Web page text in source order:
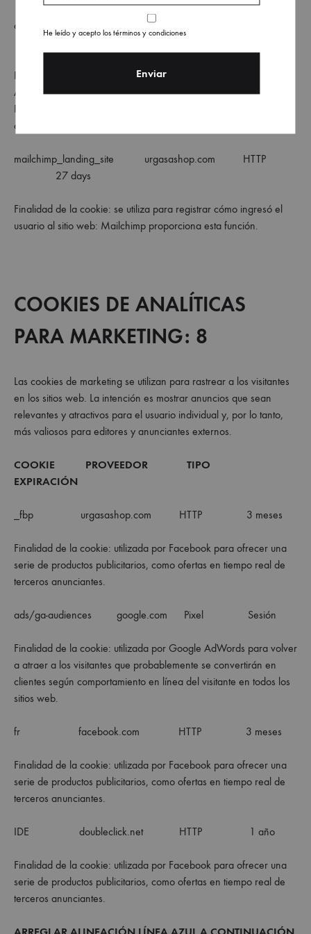
collect google-analytics.com Pixel
Finalidad de la cookie: se utiliza para enviar datos a Google
Analytics sobre el dispositivo y el comportamiento del visitante.
Rastrea al visitante a través de dispositivos y canales de
comercialización.
mailchimp_landing_site urgasashop.com HTTP
27 days
Finalidad de la cookie: se utiliza para registrar cómo ingresó el
usuario al sitio web: Mailchimp proporciona esta función.
COOKIES DE ANALÍTICAS
PARA MARKETING: 8
Las cookies de marketing se utilizan para rastrear a los visitantes
en los sitios web. La intención es mostrar anuncios que sean
relevantes y atractivos para el usuario individual y, por lo tanto,
más valiosos para editores y anunciantes externos.
COOKIE PROVEEDOR TIPO
EXPIRACIÓN
_fbp urgasashop.com HTTP 3 meses
Finalidad de la cookie: utilizada por Facebook para ofrecer una
serie de productos publicitarios, como ofertas en tiempo real de
terceros anunciantes.
ads/ga-audiences google.com Pixel Sesión
Finalidad de la cookie: utilizada por Google AdWords para volver
a atraer a los visitantes que probablemente se convertirán en
clientes según comportamiento en línea del visitante en todos los
sitios web.
fr facebook.com HTTP 3 meses
Finalidad de la cookie: utilizada por Facebook para ofrecer una
serie de productos publicitarios, como ofertas en tiempo real de
terceros anunciantes.
IDE doubleclick.net HTTP 1 año
Finalidad de la cookie: utilizada por Facebook para ofrecer una
serie de productos publicitarios, como ofertas en tiempo real de
terceros anunciantes.
He leído y acepto los términos y condiciones